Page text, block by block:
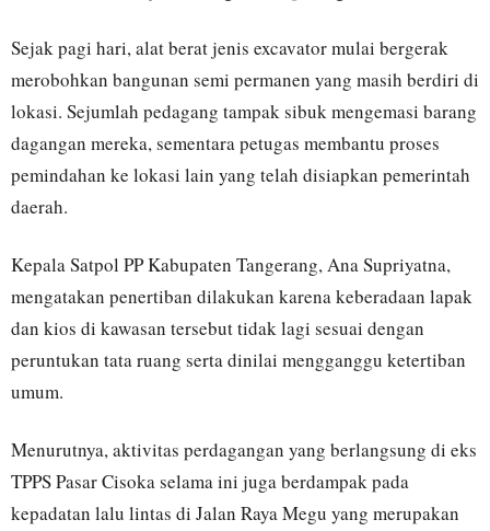
Sejak pagi hari, alat berat jenis excavator mulai bergerak
merobohkan bangunan semi permanen yang masih berdiri di
lokasi. Sejumlah pedagang tampak sibuk mengemasi barang
dagangan mereka, sementara petugas membantu proses
pemindahan ke lokasi lain yang telah disiapkan pemerintah
daerah.
Kepala Satpol PP Kabupaten Tangerang, Ana Supriyatna,
mengatakan penertiban dilakukan karena keberadaan lapak
dan kios di kawasan tersebut tidak lagi sesuai dengan
peruntukan tata ruang serta dinilai mengganggu ketertiban
umum.
Menurutnya, aktivitas perdagangan yang berlangsung di eks
TPPS Pasar Cisoka selama ini juga berdampak pada
kepadatan lalu lintas di Jalan Raya Megu yang merupakan